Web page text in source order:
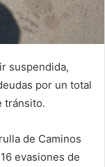
suspendida,
por un total
tránsito.
de Caminos
evasiones de